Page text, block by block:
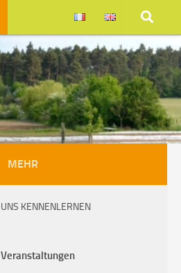
MEHR
UNS KENNENLERNEN
Veranstaltungen